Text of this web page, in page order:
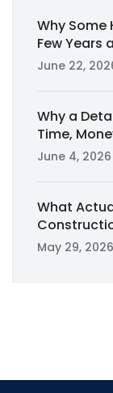
Why Some
Few Years
June 22,
Why a
Time,
June 4, 2026
What
May 29, 2026